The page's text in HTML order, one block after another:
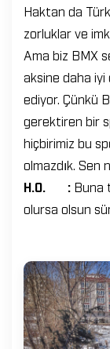
Haktan da
zorluklar ve
Ama biz BMX
aksine daha
ediyor. Çünkü
gerektiren bir
hiçbirimiz bu
olmazdık. Sen
H.O. : Buna
olursa olsun